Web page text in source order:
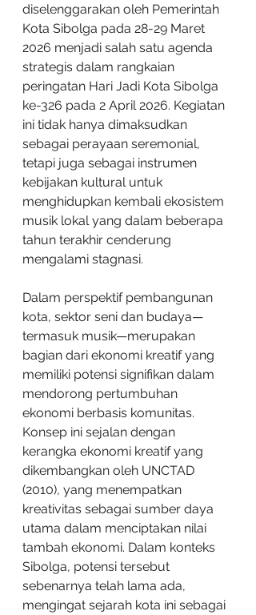
diselenggarakan oleh Pemerintah
Kota Sibolga pada 28-29 Maret
2026 menjadi salah satu agenda
strategis dalam rangkaian
peringatan Hari Jadi Kota Sibolga
ke-326 pada 2 April 2026. Kegiatan
ini tidak hanya dimaksudkan
sebagai perayaan seremonial,
tetapi juga sebagai instrumen
kebijakan kultural untuk
menghidupkan kembali ekosistem
musik lokal yang dalam beberapa
tahun terakhir cenderung
mengalami stagnasi.
Dalam perspektif pembangunan
kota, sektor seni dan budaya—
termasuk musik—merupakan
bagian dari ekonomi kreatif yang
memiliki potensi signifikan dalam
mendorong pertumbuhan
ekonomi berbasis komunitas.
Konsep ini sejalan dengan
kerangka ekonomi kreatif yang
dikembangkan oleh UNCTAD
(2010), yang menempatkan
kreativitas sebagai sumber daya
utama dalam menciptakan nilai
tambah ekonomi. Dalam konteks
Sibolga, potensi tersebut
sebenarnya telah lama ada,
mengingat sejarah kota ini sebagai